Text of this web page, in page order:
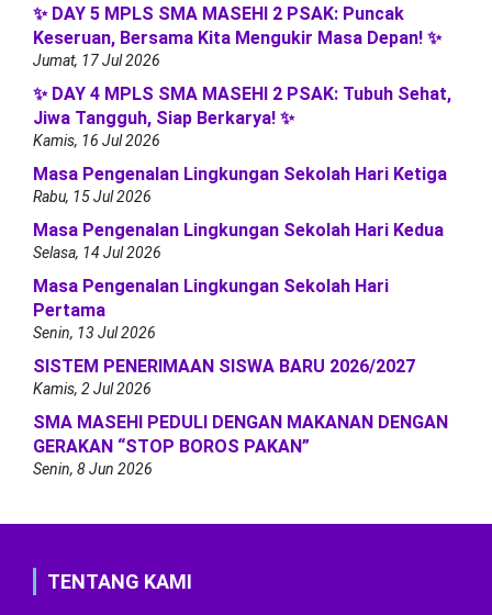
✨ DAY 5 MPLS SMA MASEHI 2 PSAK: Puncak
Keseruan, Bersama Kita Mengukir Masa Depan! ✨
Jumat, 17 Jul 2026
✨ DAY 4 MPLS SMA MASEHI 2 PSAK: Tubuh Sehat,
Jiwa Tangguh, Siap Berkarya! ✨
Kamis, 16 Jul 2026
Masa Pengenalan Lingkungan Sekolah Hari Ketiga
Rabu, 15 Jul 2026
Masa Pengenalan Lingkungan Sekolah Hari Kedua
Selasa, 14 Jul 2026
Masa Pengenalan Lingkungan Sekolah Hari
Pertama
Senin, 13 Jul 2026
SISTEM PENERIMAAN SISWA BARU 2026/2027
Kamis, 2 Jul 2026
SMA MASEHI PEDULI DENGAN MAKANAN DENGAN
GERAKAN “STOP BOROS PAKAN”
Senin, 8 Jun 2026
TENTANG KAMI